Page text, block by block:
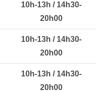
10h-13h / 14h30-
20h00
10h-13h / 14h30-
20h00
10h-13h / 14h30-
20h00